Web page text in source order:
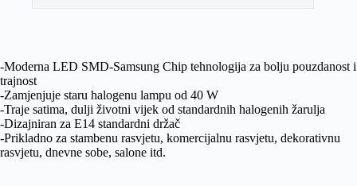
-Moderna LED SMD-Samsung Chip tehnologija za bolju pouzdanost i
trajnost
-Zamjenjuje staru halogenu lampu od 40 W
-Traje satima, dulji životni vijek od standardnih halogenih žarulja
-Dizajniran za E14 standardni držač
-Prikladno za stambenu rasvjetu, komercijalnu rasvjetu, dekorativnu
rasvjetu, dnevne sobe, salone itd.